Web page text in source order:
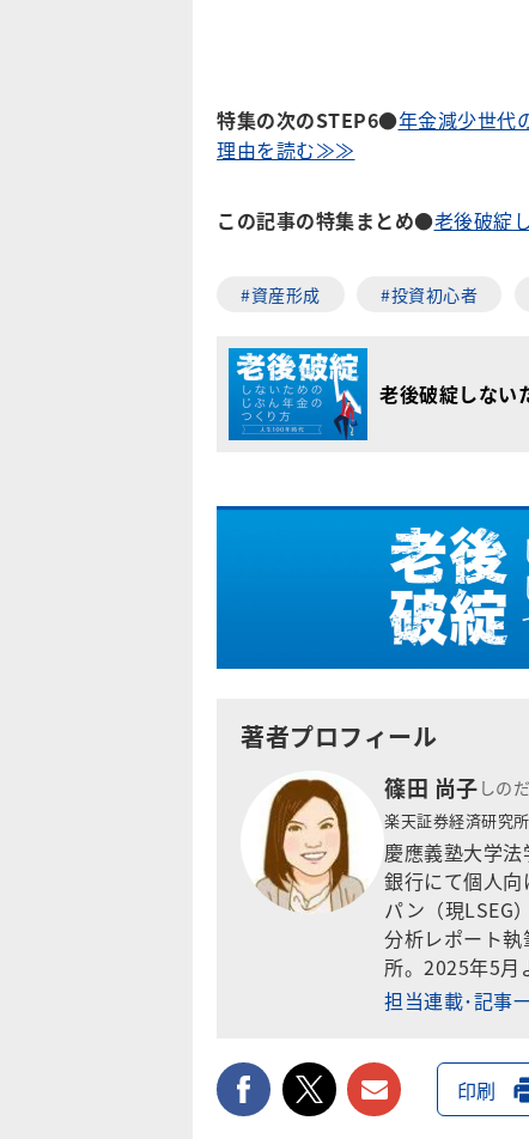
特集の次のSTEP6●年金減少世代
理由を読む≫≫
この記事の特集まとめ●老後破綻
#資産形成 #投資初心者
老後破綻しない
著者プロフィール
篠田 尚子 しの
楽天証券経済研究所
慶應義塾大学
銀行にて個人
パン（現LSEG
分析レポート
所。2025年5月
担当連載･記事
facebooktwitter メールで
印刷